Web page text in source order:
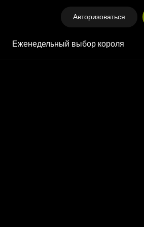
Авторизоваться
Еженедельный выбор короля